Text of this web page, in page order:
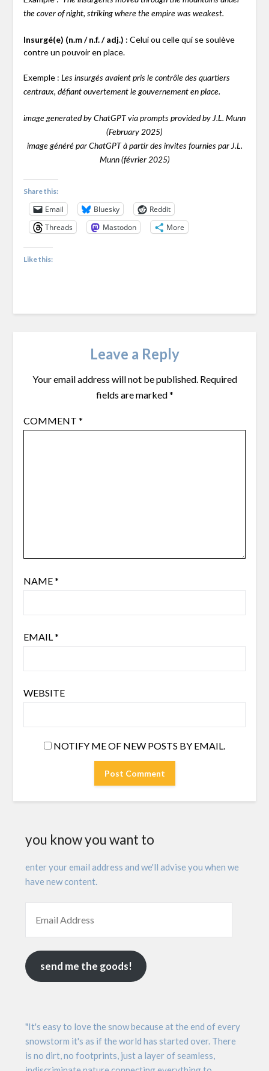
the cover of night, striking where the empire was weakest.
Insurgé(e) (n.m / n.f. / adj.) : Celui ou celle qui se soulève
contre un pouvoir en place.
Exemple : Les insurgés avaient pris le contrôle des quartiers
centraux, défiant ouvertement le gouvernement en place.
image generated by ChatGPT via prompts provided by J.L. Munn
(February 2025)
image généré par ChatGPT à partir des invites fournies par J.L.
Munn (février 2025)
Share this:
Email Bluesky
Reddit
Threads
Mastodon More
Like this:
Leave a Reply
Your email address will not be published. Required
fields are marked*
COMMENT *
NAME*
EMAIL *
WEBSITE
NOTIFY ME OF NEW POSTS BY EMAIL.
you know you want to
enter your email address and we'll advise you when we
have new content.
send me the goods!
"It's easy to love the snow because at the end of every
snowstorm it's as if the world has started over. There
is no dirt, no footprints, just a layer of seamless,